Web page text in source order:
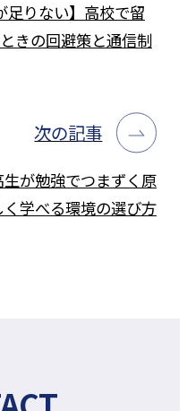
足りない】高校で留
きの回避策と通信制
次の記事
が勉強でつまずく原
学べる環境の選び方